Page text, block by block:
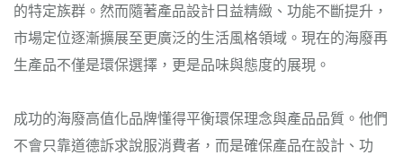
的特定族群。然而隨著產品設計日益精緻、功能不斷提升，
市場定位逐漸擴展至更廣泛的生活風格領域。現在的海廢再
生產品不僅是環保選擇，更是品味與態度的展現。
成功的海廢高值化品牌懂得平衡環保理念與產品品質。他們
不會只靠道德訴求說服消費者，而是確保產品在設計、功